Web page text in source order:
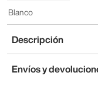
Blanco
Descripción
Envíos y